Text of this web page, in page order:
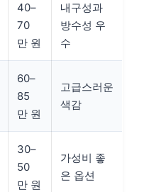
40–
70
만 원
내구성과
방수성 우
수
60–
85
만 원
고급스러운
색감
30–
50
만 원
가성비 좋
은 옵션